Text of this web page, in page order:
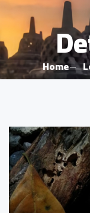
Home